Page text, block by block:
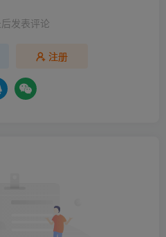
发表评论
注册